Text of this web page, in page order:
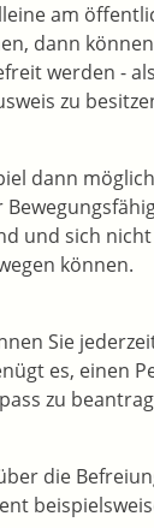
am
dann
werden -
zu
dann
und sich
können.
Sie
es, einen
zu
die